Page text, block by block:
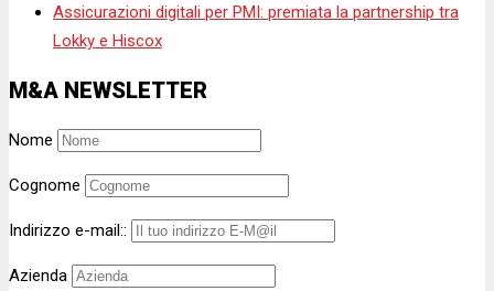
Assicurazioni digitali per PMI: premiata la partnership tra
Lokky e Hiscox
M&A NEWSLETTER
Nome
Cognome
Indirizzo e-mail::
Azienda